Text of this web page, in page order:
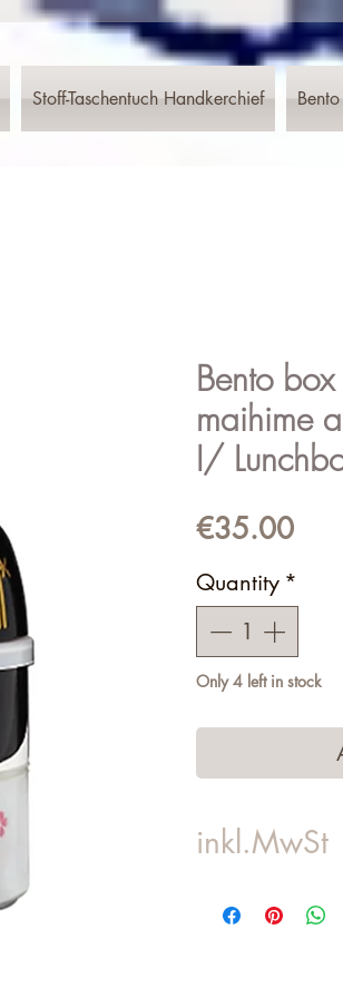
Stoff-Taschentuch Handkerchief
Bento
maihime
I/
€35.00Price
Quantity *
Only 4 left in stock
inkl.MwSt